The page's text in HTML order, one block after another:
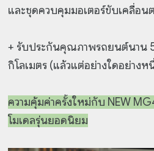
และชุดควบคุมมอเตอร์ขับเคลื่อน
+ รับประกันคุณภาพรถยนต์นาน
กิโลเมตร (แล้วแต่อย่างใดอย่าง
ความคุ้มค่าครั้งใหม่กับ NEW
โมเดลรุ่นยอดนิยม